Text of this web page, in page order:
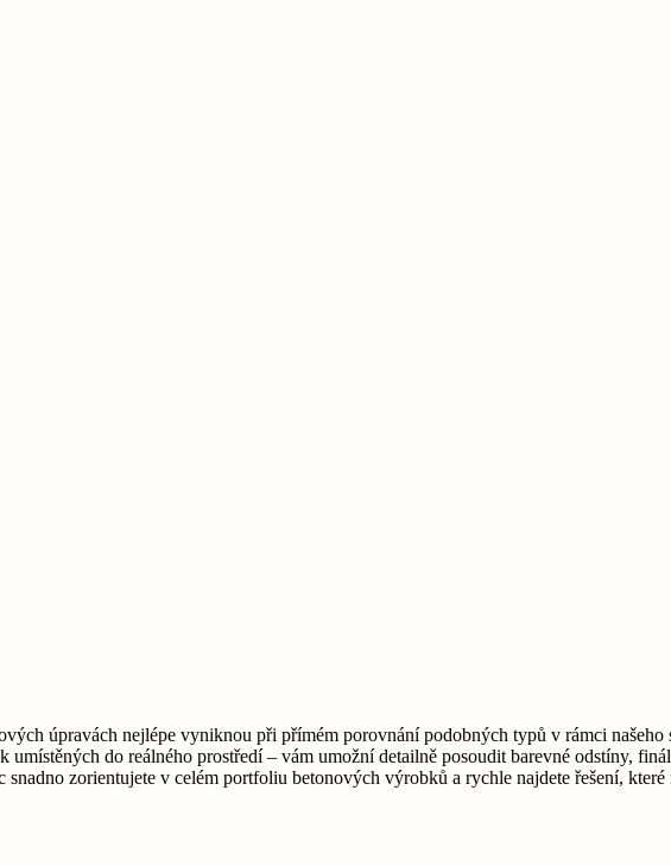
úpravách nejlépe vyniknou při přímém porovnání podobných typů v rámci našeho
do reálného prostředí – vám umožní detailně posoudit barevné odstíny,
zorientujete v celém portfoliu betonových výrobků a rychle najdete řešení, které